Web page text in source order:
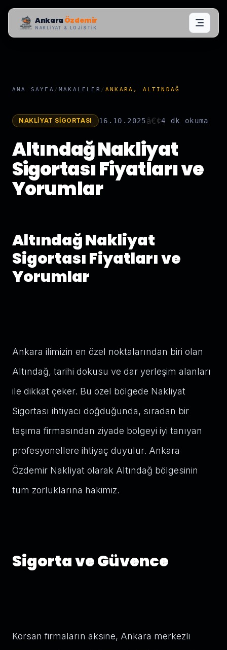
AnkaraÖzdemir
NAKLIYAT & LOJISTIK
ANA SAYFA /MAKALELER /ANKARA, ALTINDAĞ
NAKLIYAT SIGORTASI 16.10.2025â€¢4 dk okuma
Altındağ Nakliyat
Sigortası Fiyatları ve
Yorumlar
Altındağ Nakliyat
Sigortası Fiyatları ve
Yorumlar
Ankara ilimizin en özel noktalarından biri olan
Altındağ, tarihi dokusu ve dar yerleşim alanları
ile dikkat çeker. Bu özel bölgede Nakliyat
Sigortası ihtiyacı doğduğunda, sıradan bir
taşıma firmasından ziyade bölgeyi iyi tanıyan
profesyonellere ihtiyaç duyulur. Ankara
Özdemir Nakliyat olarak Altındağ bölgesinin
tüm zorluklarına hakimiz.
Sigorta ve Güvence
Korsan firmaların aksine, Ankara merkezli